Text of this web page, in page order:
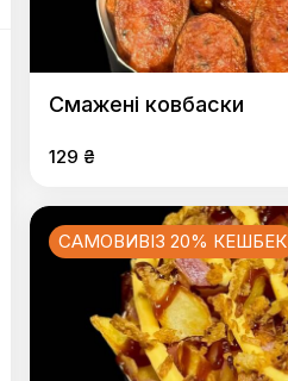
Смажені ковбаски
129 ₴
САМОВИВІЗ 20% КЕШБЕК